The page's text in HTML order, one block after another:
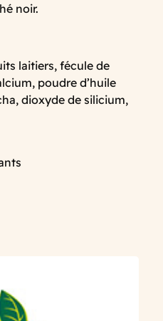
noir.
laitiers, fécule de
poudre d’huile
dioxyde de silicium,